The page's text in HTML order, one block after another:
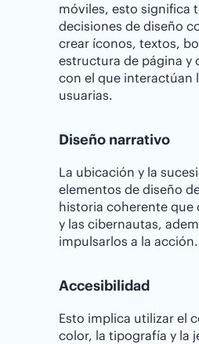
móviles, esto significa
decisiones de diseño
crear íconos, textos,
estructura de página y
con el que interactúan
usuarias.
Diseño narrativo
La ubicación y la
elementos de diseño
historia coherente que
y las cibernautas,
impulsarlos a la acción.
Accesibilidad
Esto implica utilizar el
color, la tipografía y la